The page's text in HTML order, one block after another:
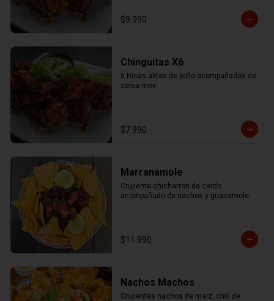
$9.990
Chinguitas X6
6 Ricas alitas de pollo acompañadas de
salsa mex.
$7.990
Marranamole
Crujiente chicharron de cerdo
acompañado de nachos y guacamole
$11.990
Nachos Machos
Crujientes nachos de maiz, chili de